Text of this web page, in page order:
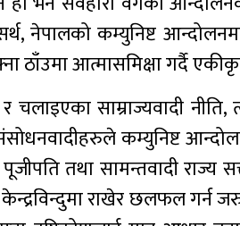
नेपालको कम्युनिष्ट
ठाँउमा आत्मासमिक्षा गर्दै
साम्राज्यवादी
कम्युनिष्ट
तथा सामन्तवादी राज्य
केन्द्रविन्दुमा राखेर छलफल